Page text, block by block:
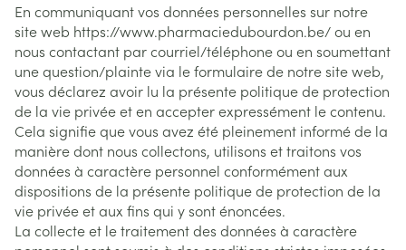
En communiquant vos données personnelles sur notre
site web https://www.pharmaciedubourdon.be/ ou en
nous contactant par courriel/téléphone ou en soumettant
une question/plainte via le formulaire de notre site web,
vous déclarez avoir lu la présente politique de protection
de la vie privée et en accepter expressément le contenu.
Cela signifie que vous avez été pleinement informé de la
manière dont nous collectons, utilisons et traitons vos
données à caractère personnel conformément aux
dispositions de la présente politique de protection de la
vie privée et aux fins qui y sont énoncées.
La collecte et le traitement des données à caractère